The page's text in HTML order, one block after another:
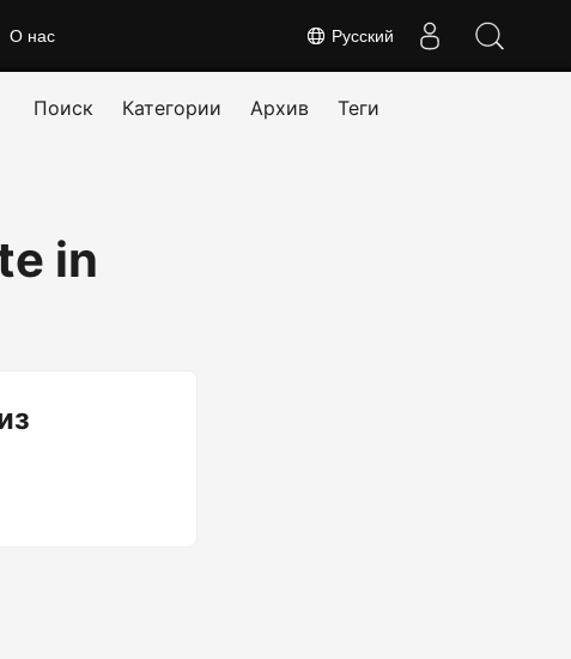
Русский
О нас
Поиск Категории Архив Теги
in